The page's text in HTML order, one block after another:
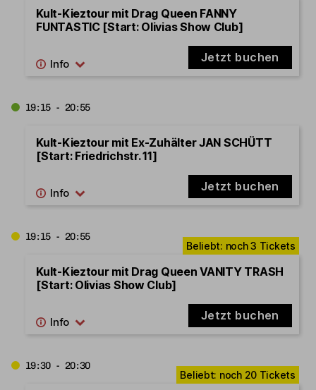
Kult-Kieztour mit Drag Queen FANNY
FUNTASTIC [Start: Olivias Show Club]
Jetzt buchen
19:15 - 20:55
Kult-Kieztour mit Ex-Zuhälter JAN SCHÜTT
[Start: Friedrichstr. 11]
Jetzt buchen
19:15 - 20:55
Kult-Kieztour mit Drag Queen VANITY TRASH
[Start: Olivias Show Club]
Jetzt buchen
19:30 - 20:30